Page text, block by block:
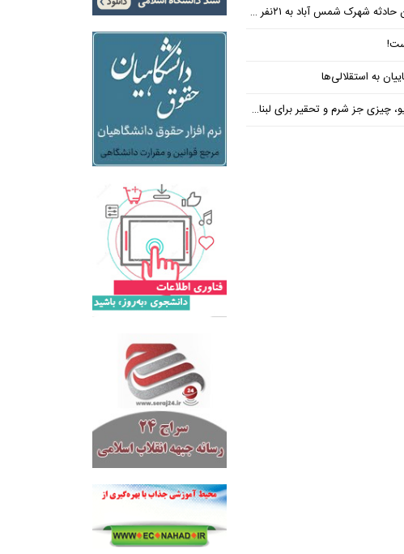
شهرک شمس آباد به ۲۱نفر رسید
به استقلالی‌ها
چیزی جز شرم و تحقیر برای لبنان ندارد